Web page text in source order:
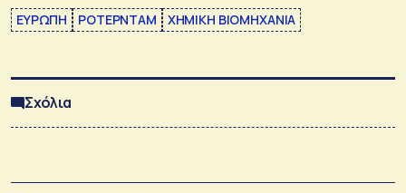
ΕΥΡΩΠΗ ΡΟΤΕΡΝΤΑΜ ΧΗΜΙΚΗ ΒΙΟΜΗΧΑΝΙΑ
Σχόλια